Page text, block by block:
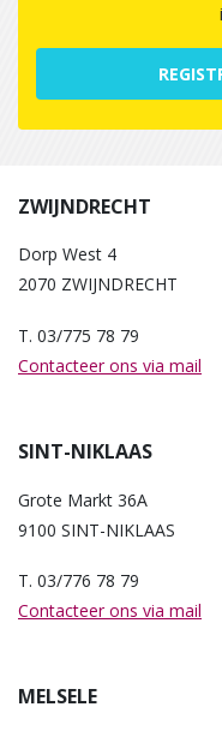
ZWIJNDRECHT
Dorp West 4
2070 ZWIJNDRECHT
T. 03/775 78 79
Contacteer ons via mail
SINT-NIKLAAS
Grote Markt 36A
9100 SINT-NIKLAAS
T. 03/776 78 79
Contacteer ons via mail
MELSELE